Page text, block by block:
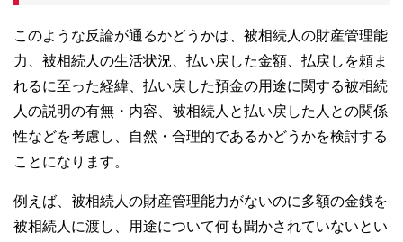
このような反論が通るかどうかは、被相続人の財産管理能
力、被相続人の生活状況、払い戻した金額、払戻しを頼ま
れるに至った経緯、払い戻した預金の用途に関する被相続
人の説明の有無・内容、被相続人と払い戻した人との関係
性などを考慮し、自然・合理的であるかどうかを検討する
ことになります。
例えば、被相続人の財産管理能力がないのに多額の金銭を
被相続人に渡し、用途について何も聞かされていないとい